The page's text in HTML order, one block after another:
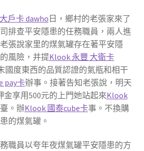
戶卡 dawho日，鄉村的老張家來了
排查平安隱患的任務職員，兩人進
張說家里的煤氣罐存在著平安隱
風險，并提Klook 永豐 大衛卡
國度東西的品質認證的氣瓶和相干
pay卡辦事。接著告知老張說，明天
金享用500元的上門她站起來Klook
。辦Klook 國泰cube卡事。不換購
的煤氣罐。
職員以夸年夜煤氣罐平安隱患的方